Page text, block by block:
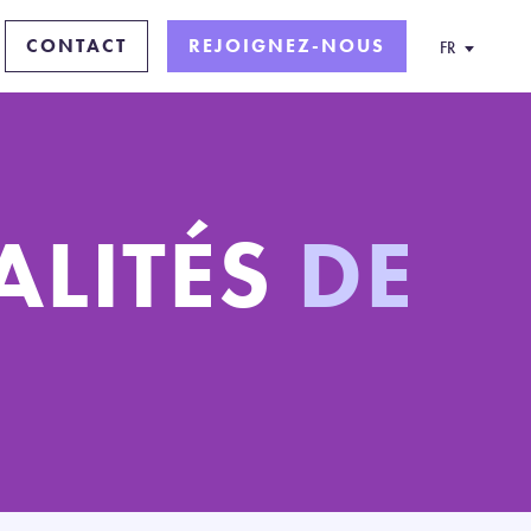
CONTACT REJOIGNEZ-NOUS FR
DE